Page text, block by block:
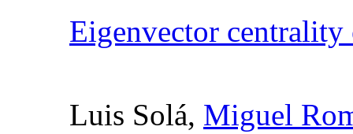
Eigenvector
Luis Solá, Miguel